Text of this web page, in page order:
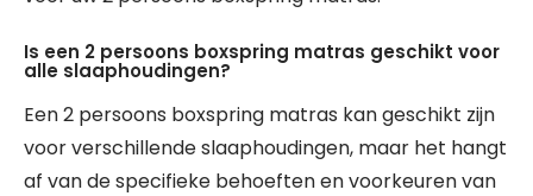
Is een 2 persoons boxspring matras geschikt voor
alle slaaphoudingen?
Een 2 persoons boxspring matras kan geschikt zijn
voor verschillende slaaphoudingen, maar het hangt
af van de specifieke behoeften en voorkeuren van